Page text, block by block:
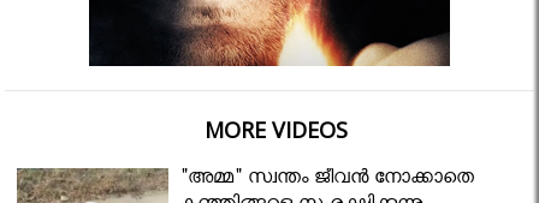
MORE VIDEOS
"അമ്മ" സ്വന്തം ജീവൻ നോക്കാതെ